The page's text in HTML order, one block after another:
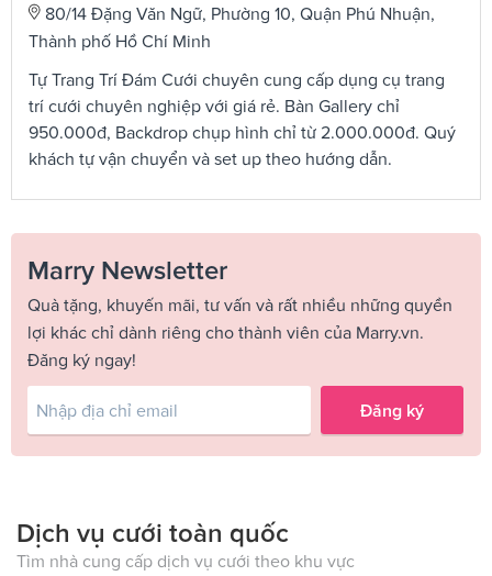
80/14 Đặng Văn Ngữ, Phường 10, Quận Phú Nhuận,
Thành phố Hồ Chí Minh
Tự Trang Trí Đám Cưới chuyên cung cấp dụng cụ trang
trí cưới chuyên nghiệp với giá rẻ. Bàn Gallery chỉ
950.000đ, Backdrop chụp hình chỉ từ 2.000.000đ. Quý
khách tự vận chuyển và set up theo hướng dẫn.
Marry Newsletter
Quà tặng, khuyến mãi, tư vấn và rất nhiều những quyền
lợi khác chỉ dành riêng cho thành viên của Marry.vn.
Đăng ký ngay!
Đăng ký
Dịch vụ cưới toàn quốc
Tìm nhà cung cấp dịch vụ cưới theo khu vực